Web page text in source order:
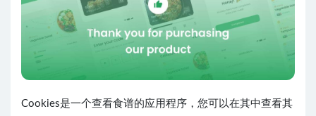
Cookies是一个查看食谱的应用程序，您可以在其中查看其